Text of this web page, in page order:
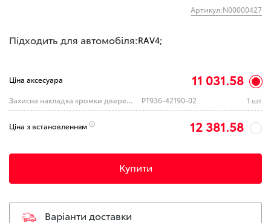
Артикул:N00000427
Підходить для автомобіля:RAV4;
Ціна аксесуара 11 031.58
Захисна накладка кромки дверей 218 - Attitude black mica (TOYOTA) PT936-42190-02 1 шт
Ціна з встановленням 12 381.58
Купити
Варіанти доставки